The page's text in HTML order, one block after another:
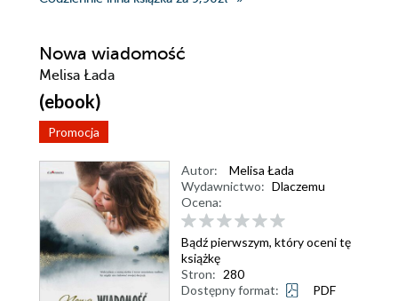
Nowa wiadomość
Melisa Łada
(ebook)
Promocja
Autor:
Melisa Łada
Wydawnictwo: Dlaczemu
Ocena:
Bądź pierwszym, który oceni tę
książkę
Stron: 280
Dostępny format:
PDF